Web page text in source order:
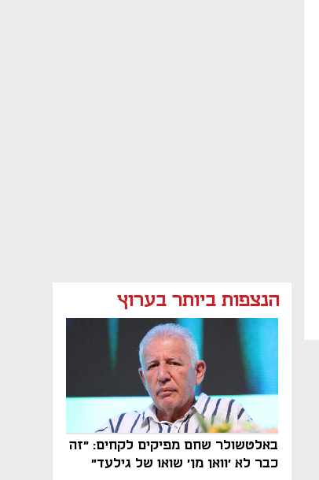
הנצפות ביותר בערוץ
באלטשולר שחם מפיקים לקחים: "זה
כבר לא 'וואן מן' שואו של גילעד"